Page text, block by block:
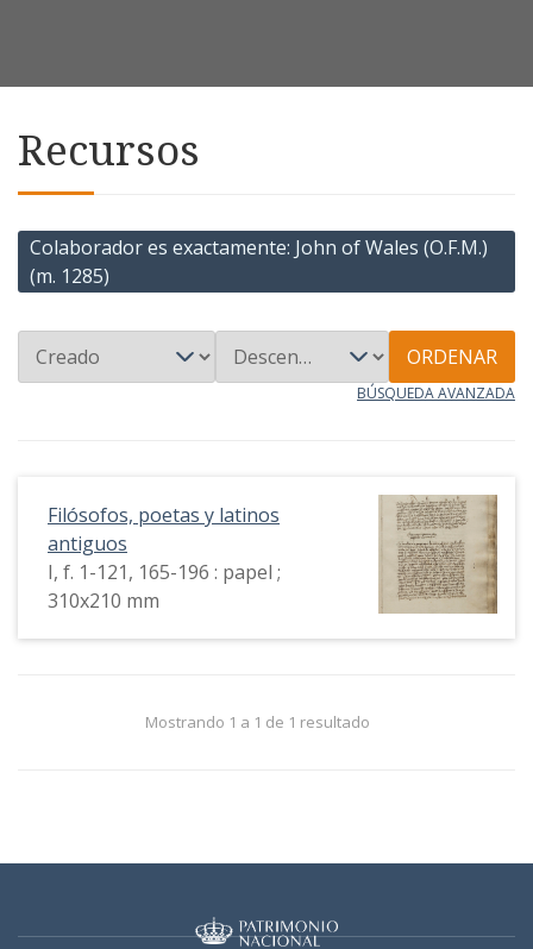
Recursos
Colaborador es exactamente John of Wales (O.F.M.)
(m. 1285)
ORDENAR
BÚSQUEDA AVANZADA
Filósofos, poetas y latinos
antiguos
I, f. 1-121, 165-196 : papel ;
310x210 mm
Mostrando 1 a 1 de 1 resultado